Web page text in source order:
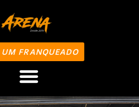
UM FRANQUEADO